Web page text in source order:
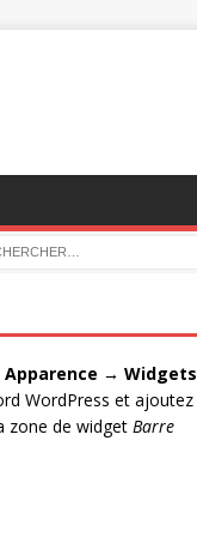
Apparence → Widgets
WordPress et ajoutez
zone de widget Barre